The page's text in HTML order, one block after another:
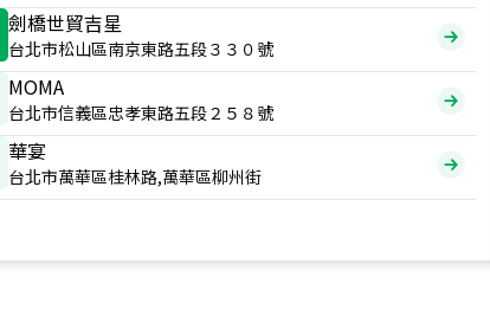
劍橋世貿吉星
台北市松山區南京東路五段３３０號
MOMA
台北市信義區忠孝東路五段２５８號
華宴
台北市萬華區桂林路,萬華區柳州街